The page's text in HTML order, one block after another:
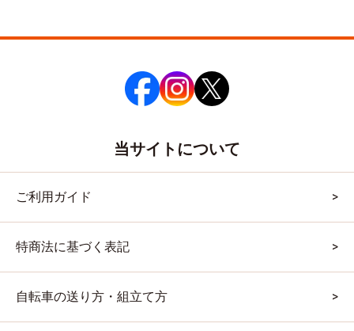
当サイトについて
ご利用ガイド
特商法に基づく表記
自転車の送り方・組立て方